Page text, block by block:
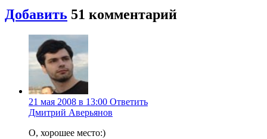
Добавить 51 комментарий
21 мая 2008 в 13:00 Ответить
Дмитрий Аверьянов
О, хорошее место:)